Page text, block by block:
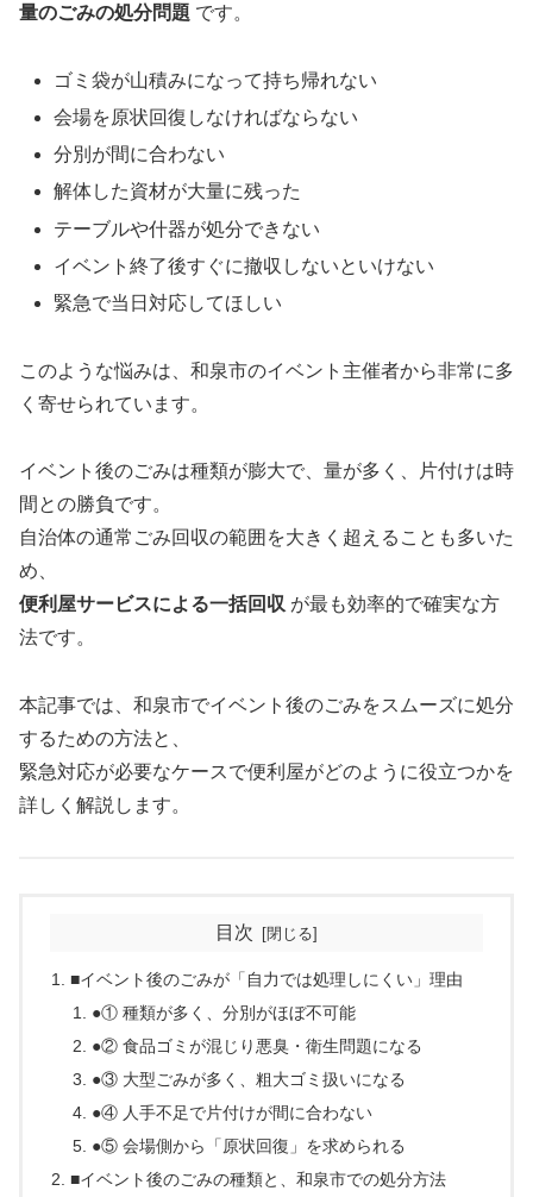
量のごみの処分問題 です。
ゴミ袋が山積みになって持ち帰れない
会場を原状回復しなければならない
分別が間に合わない
解体した資材が大量に残った
テーブルや什器が処分できない
イベント終了後すぐに撤収しないといけない
緊急で当日対応してほしい
このような悩みは、和泉市のイベント主催者から非常に多
く寄せられています。
イベント後のごみは種類が膨大で、量が多く、片付けは時
間との勝負です。
自治体の通常ごみ回収の範囲を大きく超えることも多いた
め、
便利屋サービスによる一括回収 が最も効率的で確実な方
法です。
本記事では、和泉市でイベント後のごみをスムーズに処分
するための方法と、
緊急対応が必要なケースで便利屋がどのように役立つかを
詳しく解説します。
目次
■イベント後のごみが「自力では処理しにくい」理由
●① 種類が多く、分別がほぼ不可能
●② 食品ゴミが混じり悪臭・衛生問題になる
●③ 大型ごみが多く、粗大ゴミ扱いになる
●④ 人手不足で片付けが間に合わない
●⑤ 会場側から「原状回復」を求められる
■イベント後のごみの種類と、和泉市での処分方法